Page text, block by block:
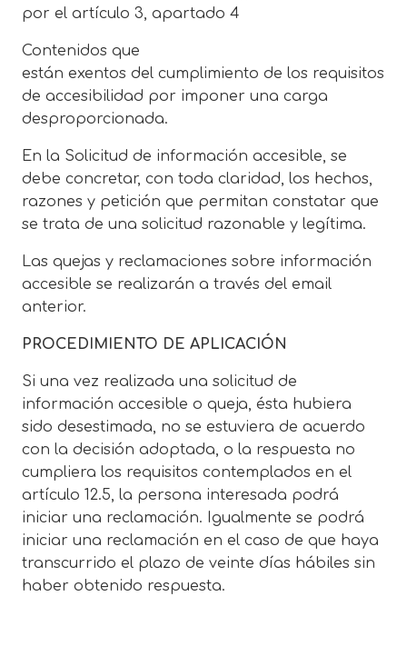
por el artículo 3, apartado 4
Contenidos que
están exentos del cumplimiento de los requisitos
de accesibilidad por imponer una carga
desproporcionada.
En la Solicitud de información accesible, se
debe concretar, con toda claridad, los hechos,
razones y petición que permitan constatar que
se trata de una solicitud razonable y legítima.
Las quejas y reclamaciones sobre información
accesible se realizarán a través del email
anterior.
PROCEDIMIENTO DE APLICACIÓN
Si una vez realizada una solicitud de
información accesible o queja, ésta hubiera
sido desestimada, no se estuviera de acuerdo
con la decisión adoptada, o la respuesta no
cumpliera los requisitos contemplados en el
artículo 12.5, la persona interesada podrá
iniciar una reclamación. Igualmente se podrá
iniciar una reclamación en el caso de que haya
transcurrido el plazo de veinte días hábiles sin
haber obtenido respuesta.